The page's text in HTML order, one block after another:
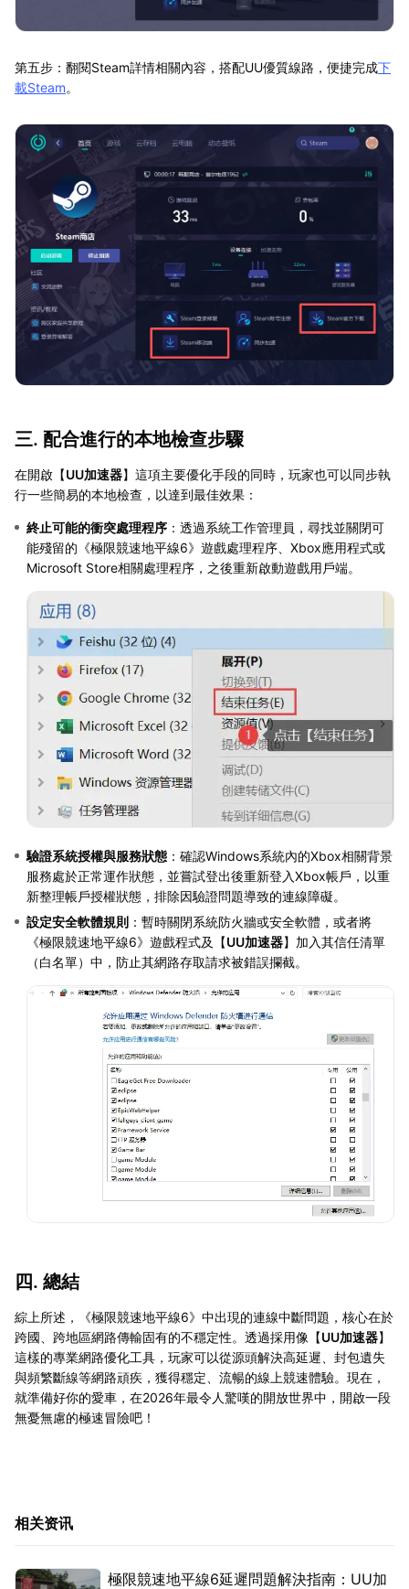
第五步：翻閱Steam詳情相關內容，搭配UU優質線路，便捷完成下
載Steam。
三. 配合進行的本地檢查步驟
在開啟【UU加速器】這項主要優化手段的同時，玩家也可以同步執
行一些簡易的本地檢查，以達到最佳效果：
終止可能的衝突處理程序 ：透過系統工作管理員，尋找並關閉可
能殘留的《極限競速地平線6》遊戲處理程序、Xbox應用程式或
Microsoft Store相關處理程序，之後重新啟動遊戲用戶端。
驗證系統授權與服務狀態 ：確認Windows系統內的Xbox相關背景
服務處於正常運作狀態，並嘗試登出後重新登入Xbox帳戶，以重
新整理帳戶授權狀態，排除因驗證問題導致的連線障礙。
設定安全軟體規則 ：暫時關閉系統防火牆或安全軟體，或者將
《極限競速地平線6》遊戲程式及【UU加速器】加入其信任清單
（白名單）中，防止其網路存取請求被錯誤攔截。
四. 總結
綜上所述，《極限競速地平線6》中出現的連線中斷問題，核心在於
跨國、跨地區網路傳輸固有的不穩定性。透過採用像【UU加速器】
這樣的專業網路優化工具，玩家可以從源頭解決高延遲、封包遺失
與頻繁斷線等網路頑疾，獲得穩定、流暢的線上競速體驗。現在，
就準備好你的愛車，在2026年最令人驚嘆的開放世界中，開啟一段
無憂無慮的極速冒險吧！
相关资讯
極限競速地平線6延遲問題解決指南：UU加